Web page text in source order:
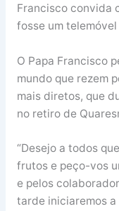
Francisco convida
fosse um telemóvel
O Papa Francisco
mundo que rezem
mais diretos, que
no retiro de
“Desejo a todos
frutos e peço-vos
e pelos
tarde iniciaremos a